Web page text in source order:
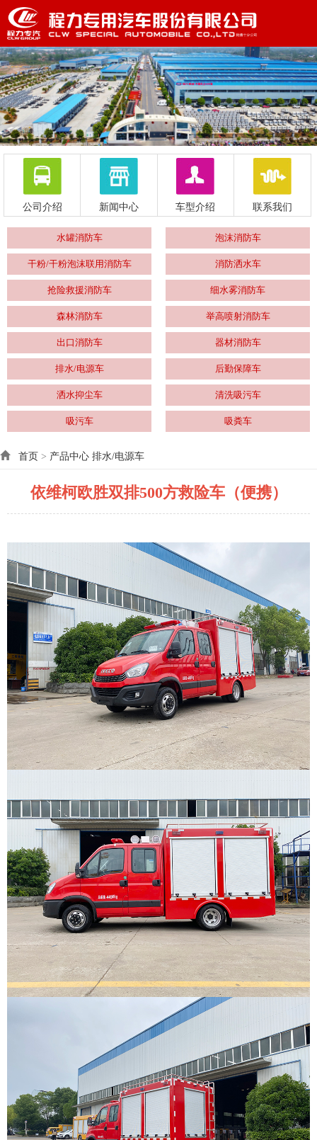
公司介绍 新闻中心 车型介绍 联系我们
水罐消防车 泡沫消防车
干粉/干粉泡沫联用消防车 消防洒水车
抢险救援消防车 细水雾消防车
森林消防车 举高喷射消防车
出口消防车 器材消防车
排水/电源车 后勤保障车
洒水抑尘车 清洗吸污车
吸污车 吸粪车
首页 > 产品中心 排水/电源车
依维柯欧胜双排500方救险车（便携）